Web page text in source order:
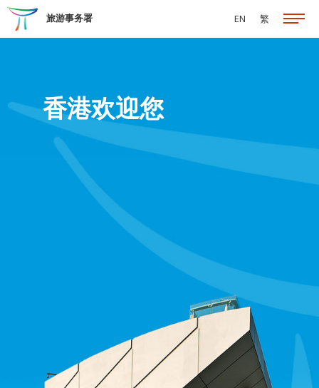
跳至主要内容
旅游事务署 EN 繁
香港欢迎您